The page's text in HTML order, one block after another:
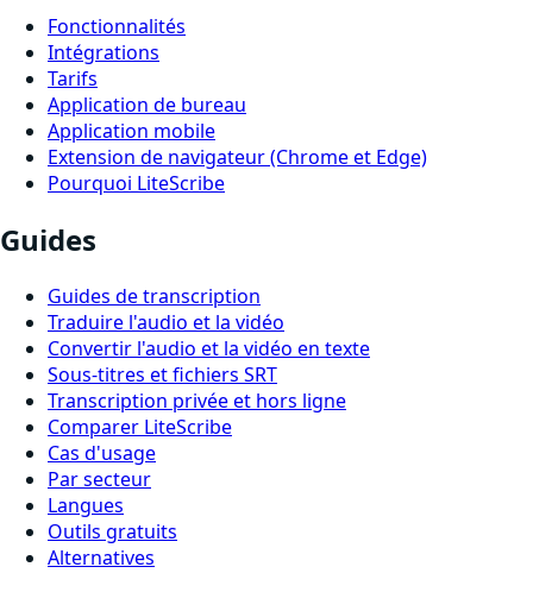
Fonctionnalités
Intégrations
Tarifs
Application de bureau
Application mobile
Extension de navigateur (Chrome et Edge)
Pourquoi LiteScribe
Guides
Guides de transcription
Traduire l'audio et la vidéo
Convertir l'audio et la vidéo en texte
Sous-titres et fichiers SRT
Transcription privée et hors ligne
Comparer LiteScribe
Cas d'usage
Par secteur
Langues
Outils gratuits
Alternatives